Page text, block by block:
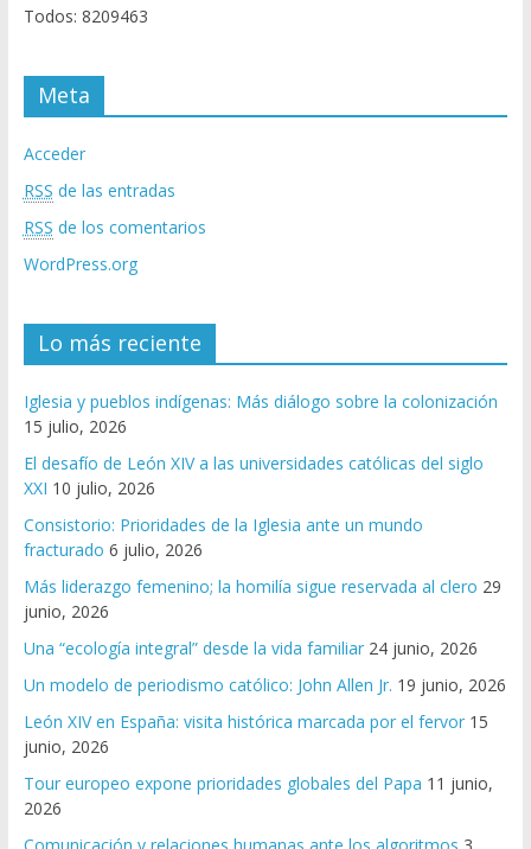
Todos: 8209463
Meta
Acceder
RSS de las entradas
RSS de los comentarios
WordPress.org
Lo más reciente
Iglesia y pueblos indígenas: Más diálogo sobre la colonización
15 julio, 2026
El desafío de León XIV a las universidades católicas del siglo
XXI 10 julio, 2026
Consistorio: Prioridades de la Iglesia ante un mundo
fracturado 6 julio, 2026
Más liderazgo femenino; la homilía sigue reservada al clero 29
junio, 2026
Una “ecología integral” desde la vida familiar 24 junio, 2026
Un modelo de periodismo católico: John Allen Jr. 19 junio, 2026
León XIV en España: visita histórica marcada por el fervor 15
junio, 2026
Tour europeo expone prioridades globales del Papa 11 junio,
2026